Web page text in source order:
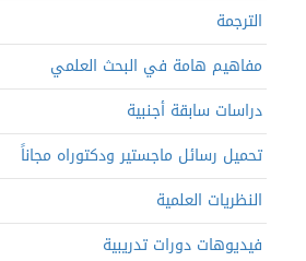
الترجمة
مفاهيم هامة في البحث العلمي
دراسات سابقة أجنبية
تحميل رسائل ماجستير ودكتوراه مجاناً
النظريات العلمية
فيديوهات دورات تدريبية